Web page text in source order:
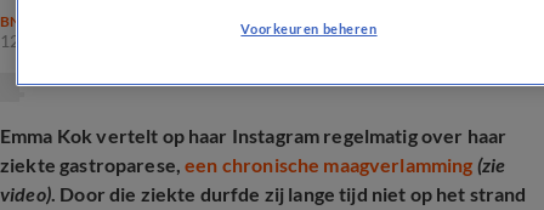
BN'ERS
12 aug 2025, 16:23
Emma Kok vertelt op haar Instagram regelmatig over haar
ziektegastroparese,een chronische maagverlamming (zie
video). Door die ziekte durfde zij lange tijd niet op het strand
Voorkeuren beheren